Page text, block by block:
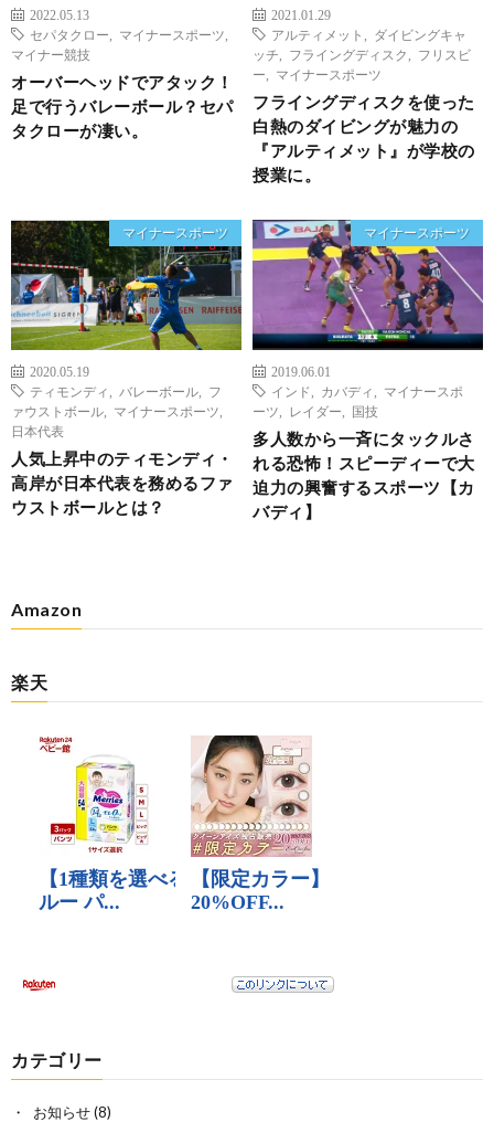
2022.05.13
セパタクロー
マイナースポーツ
マイナー競技
オーバーヘッドでアタック！
足で行うバレーボール？セパ
タクローが凄い。
2021.01.29
アルティメット
ダイビングキャ
ッチ
フライングディスク
フリスビ
ー
マイナースポーツ
フライングディスクを使った
白熱のダイビングが魅力の
『アルティメット』が学校の
授業に。
マイナースポーツ
2020.05.19
ティモンディ
バレーボール
フ
ァウストボール
マイナースポーツ
日本代表
人気上昇中のティモンディ・
高岸が日本代表を務めるファ
ウストボールとは？
マイナースポーツ
2019.06.01
インド
カバディ
マイナースポ
ーツ
レイダー 国技
多人数から一斉にタックルさ
れる恐怖！スピーディーで大
迫力の興奮するスポーツ【カ
バディ】
Amazon
楽天
カテゴリー
お知らせ(8)